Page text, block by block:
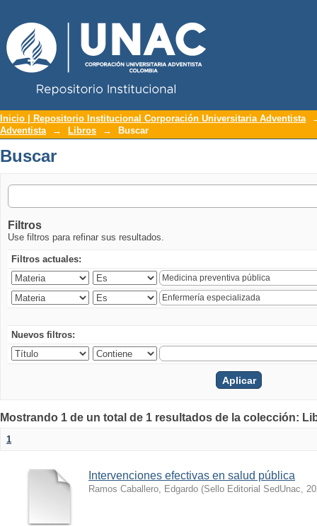
Buscar
Inicio | Repositorio Institucional Corporación Universitaria Adventista
Adventista
→ Libros → Buscar
Buscar
Filtros
Use filtros para refinar sus resultados.
Filtros actuales:
Nuevos filtros:
Mostrando 1 de un total de 1 resultados de la colección:
1
Intervenciones efectivas en salud pública
Ramos Caballero, Edgardo (Sello Editorial SedUnac,